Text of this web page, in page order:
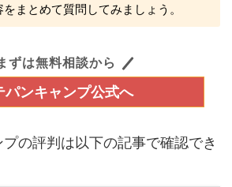
まとめて質問してみましょう。
ずは無料相談から
パンキャンプ公式へ
の評判は以下の記事で確認でき